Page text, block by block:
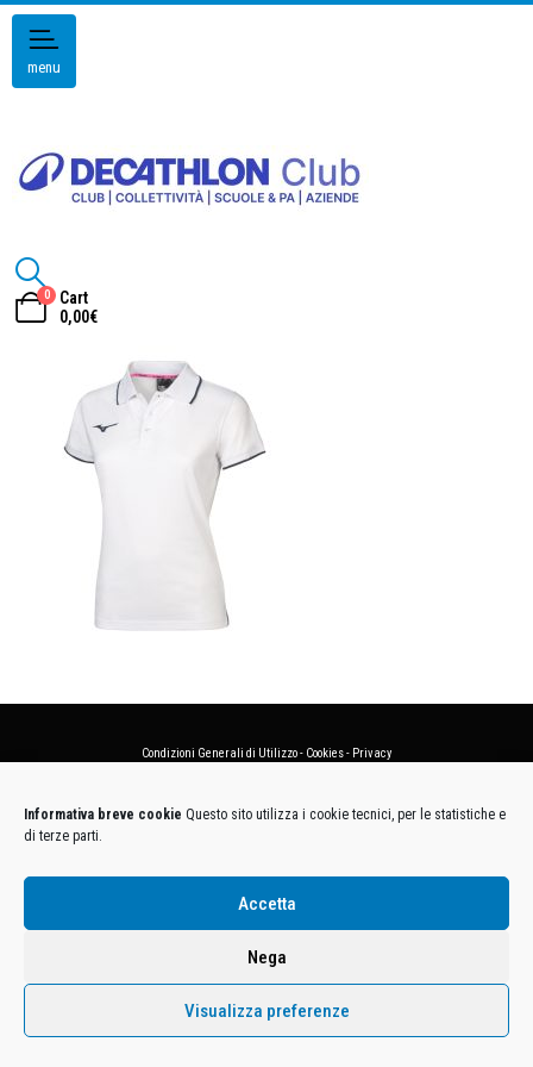
Informativa breve cookie Questo sito utilizza i cookie tecnici, per le statistiche e
di terze parti.
Accetta
Nega
Visualizza preferenze
menu
0
Cart
0,00€
Condizioni Generali di Utilizzo- Cookies- Privacy
Euro 12.500.000 i.v. - C.F. e Iscr. Reg. Imp. Monza e Brianza 02137480964 - R.E.A. MB-1370021 -
P.IVA. 11005760159 - Direzione e coordinamento art. 2497 C.C. DECATHLON SA, Villeneuve